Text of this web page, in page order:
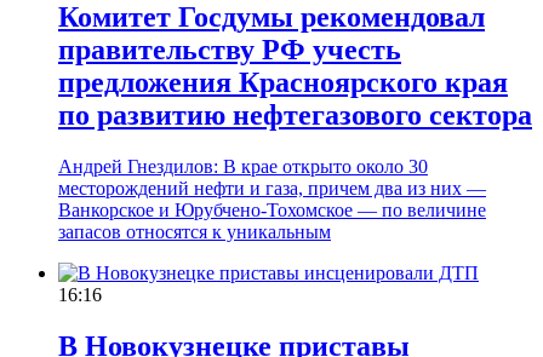
Комитет Госдумы рекомендовал
правительству РФ учесть
предложения Красноярского края
по развитию нефтегазового сектора
Андрей Гнездилов: В крае открыто около 30
месторождений нефти и газа, причем два из них —
Ванкорское и Юрубчено-Тохомское — по величине
запасов относятся к уникальным
16:16
В Новокузнецке приставы